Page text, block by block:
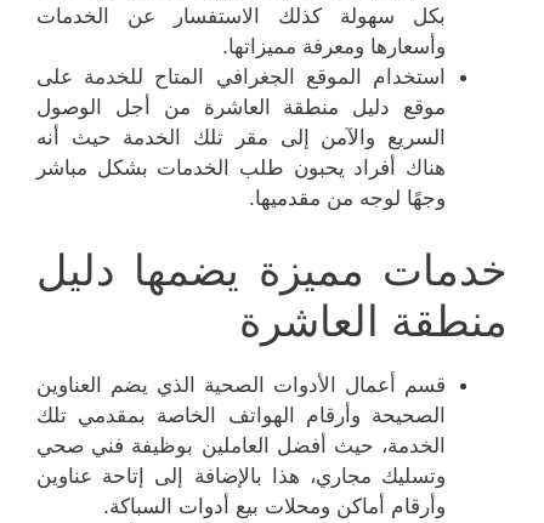
بكل سهولة كذلك الاستفسار عن الخدمات
وأسعارها ومعرفة مميزاتها.
استخدام الموقع الجغرافي المتاح للخدمة على
موقع دليل منطقة العاشرة من أجل الوصول
السريع والآمن إلى مقر تلك الخدمة حيث أنه
هناك أفراد يحبون طلب الخدمات بشكل مباشر
وجهًا لوجه من مقدميها.
خدمات مميزة يضمها دليل
منطقة العاشرة
قسم أعمال الأدوات الصحية الذي يضم العناوين
الصحيحة وأرقام الهواتف الخاصة بمقدمي تلك
الخدمة، حيث أفضل العاملين بوظيفة فني صحي
وتسليك مجاري، هذا بالإضافة إلى إتاحة عناوين
وأرقام أماكن ومحلات بيع أدوات السباكة.